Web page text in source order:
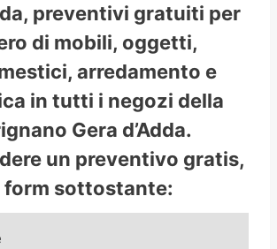
preventivi gratuiti per
di mobili, oggetti,
arredamento e
in tutti i negozi della
Gera d’Adda.
un preventivo gratis,
form sottostante: